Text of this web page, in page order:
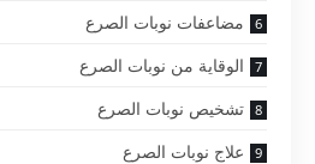
مضاعفات نوبات الصرع
الوقاية من نوبات الصرع
تشخيص نوبات الصرع
علاج نوبات الصرع